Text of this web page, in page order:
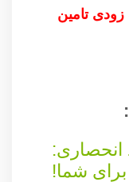
تامین
انحصاری:
شما!